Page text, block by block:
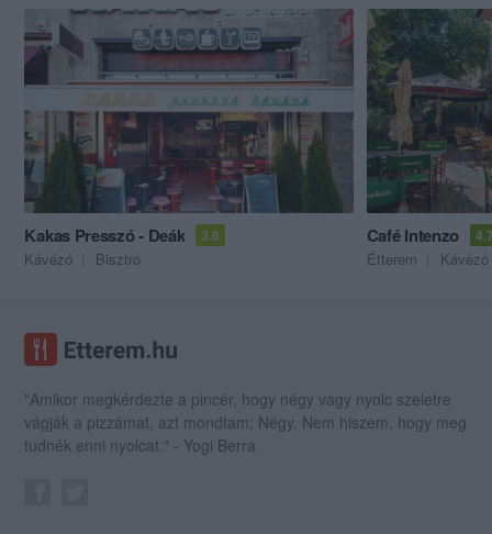
Kakas Presszó - Deák 3.6
Kávézó Bisztró
Café Intenzo
Étterem Kávézó
"Amikor megkérdezte a pincér, hogy négy vagy nyolc szeletre
vágják a pizzámat, azt mondtam; Négy. Nem hiszem, hogy meg
tudnék enni nyolcat." - Yogi Berra